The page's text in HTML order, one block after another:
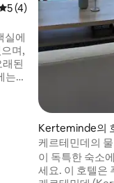
점 5점(5점 만점), 후기
5 (4)
실에
며,
된
는
Kerteminde의
케르테민데의
이 독특한 숙소
세요. 이 호텔은